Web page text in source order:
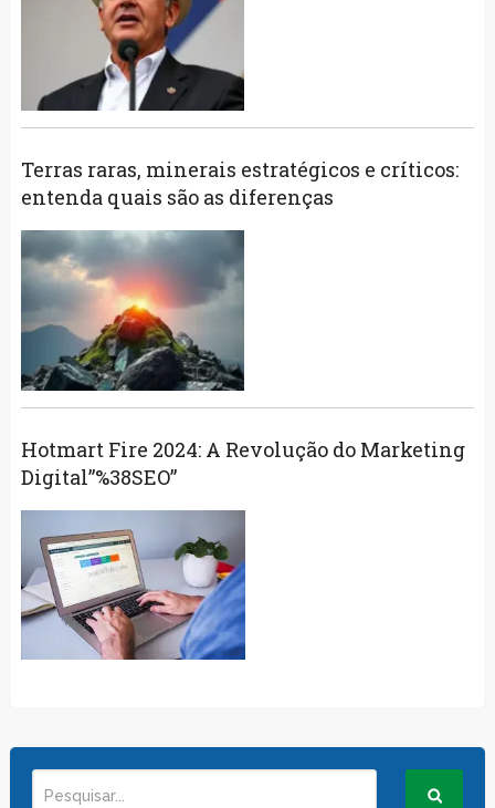
Terras raras, minerais estratégicos e críticos:
entenda quais são as diferenças
Hotmart Fire 2024: A Revolução do Marketing
Digital”%38SEO”